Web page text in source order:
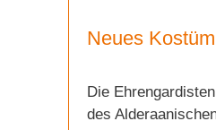
Neues
Die
des